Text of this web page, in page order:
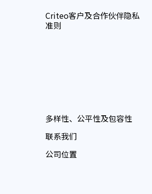
Criteo客户及合作伙伴隐私
准则
多样性、公平性及包容性
联系我们
公司位置